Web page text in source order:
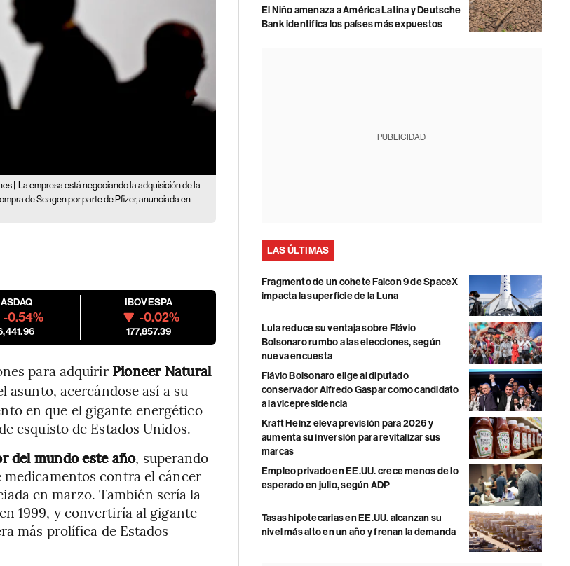
|
La empresa está negociando la adquisición de la
de Seagen por parte de Pfizer, anunciada en
-0.54%
IBOVESPA
-0.02%
177,857.39
para adquirir Pioneer Natural
asunto, acercándose así a su
en que el gigante energético
esquisto de Estados Unidos.
del mundo este año, superando
contra el cáncer
en marzo. También sería la
1999, y convertiría al gigante
más prolífica de Estados
El Niño amenaza a América Latina y Deutsche
Bank identifica los países más expuestos
PUBLICIDAD
LAS ÚLTIMAS
Fragmento de un cohete Falcon 9 de SpaceX
impacta la superficie de la Luna
Lula reduce su ventaja sobre Flávio
Bolsonaro rumbo a las elecciones, según
nueva encuesta
Flávio Bolsonaro elige al diputado
conservador Alfredo Gaspar como candidato
a la vicepresidencia
Kraft Heinz eleva previsión para 2026 y
aumenta su inversión para revitalizar sus
marcas
Empleo privado en EE.UU. crece menos de lo
esperado en julio, según ADP
Tasas hipotecarias en EE.UU. alcanzan su
nivel más alto en un año y frenan la demanda